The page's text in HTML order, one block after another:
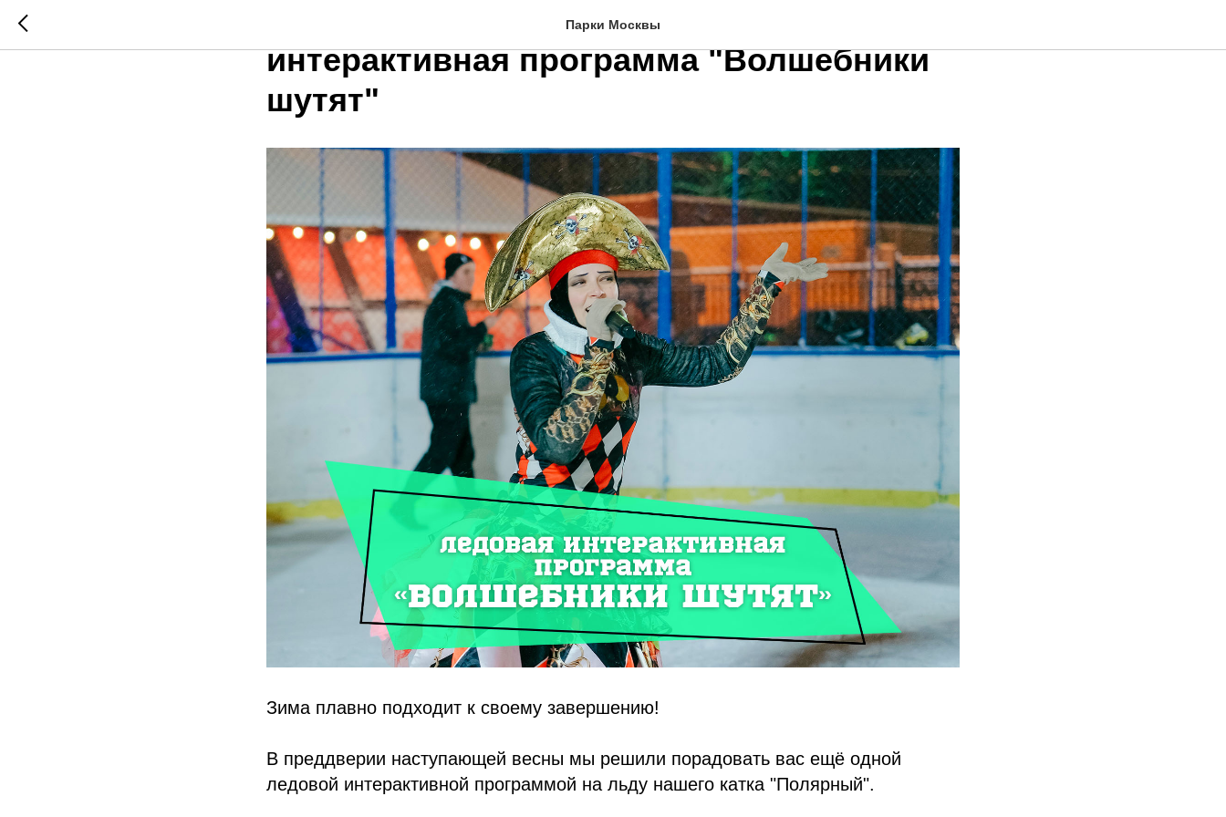
Парки Москвы
В парке "Фили" состоится ледовая
интерактивная программа "Волшебники
шутят"
Зима плавно подходит к своему завершению!
В преддверии наступающей весны мы решили порадовать вас ещё одной
ледовой интерактивной программой на льду нашего катка "Полярный".